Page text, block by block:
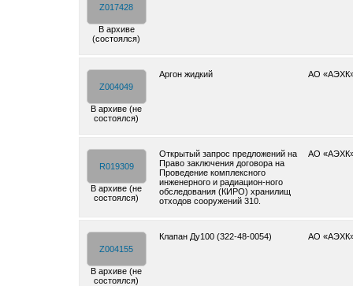
Z017428
В архиве
(состоялся)
Z004049
В архиве (не
состоялся)
Аргон жидкий АО
R019309
В архиве (не
состоялся)
Открытый запрос предложений на
Право заключения договора на
Проведение комплексного
инженерного и радиацион-ного
обследования (КИРО) хранилищ
отходов сооружений 310.
АО
Z004155
В архиве (не
состоялся)
Клапан Ду100 (322-48-0054) АО